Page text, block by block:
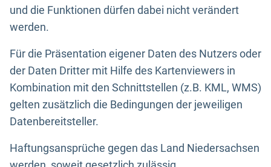
und die Funktionen dürfen dabei nicht verändert
werden.
Für die Präsentation eigener Daten des Nutzers oder
der Daten Dritter mit Hilfe des Kartenviewers in
Kombination mit den Schnittstellen (z.B. KML, WMS)
gelten zusätzlich die Bedingungen der jeweiligen
Datenbereitsteller.
Haftungsansprüche gegen das Land Niedersachsen